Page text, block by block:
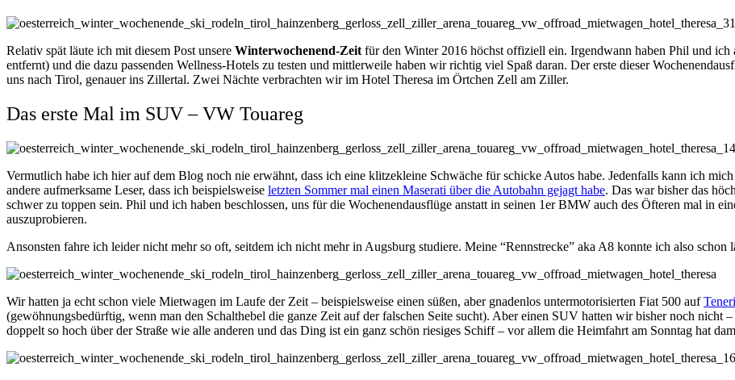
Relativ spät läute ich mit diesem Post unsere Winterwochenend-Zeit für den Winter 2016 höchst offiziell ein. Irgendwann haben Phil und
entfernt) und die dazu passenden Wellness-Hotels zu testen und mittlerweile haben wir richtig viel Spaß daran. Der erste dieser
uns nach Tirol, genauer ins Zillertal. Zwei Nächte verbrachten wir im Hotel Theresa im Örtchen Zell am Ziller.
Das erste Mal im SUV – VW Touareg
Vermutlich habe ich hier auf dem Blog noch nie erwähnt, dass ich eine klitzekleine Schwäche für schicke Autos habe. Jedenfalls kann ich
andere aufmerksame Leser, dass ich beispielsweise letzten Sommer mal einen Maserati über die Autobahn gejagt habe. Das war bisher das
schwer zu toppen sein. Phil und ich haben beschlossen, uns für die Wochenendausflüge anstatt in seinen 1er BMW auch des Öfteren mal in
auszuprobieren.
Ansonsten fahre ich leider nicht mehr so oft, seitdem ich nicht mehr in Augsburg studiere. Meine “Rennstrecke” aka A8 konnte ich also schon
Wir hatten ja echt schon viele Mietwagen im Laufe der Zeit – beispielsweise einen süßen, aber gnadenlos untermotorisierten Fiat 500 auf
(gewöhnungsbedürftig, wenn man den Schalthebel die ganze Zeit auf der falschen Seite sucht). Aber einen SUV hatten wir bisher noch nicht
doppelt so hoch über der Straße wie alle anderen und das Ding ist ein ganz schön riesiges Schiff – vor allem die Heimfahrt am Sonntag hat